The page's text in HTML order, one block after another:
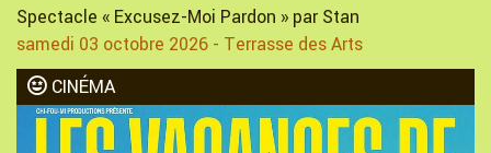
Spectacle « Excusez-Moi Pardon » par Stan
samedi 03 octobre 2026 - Terrasse des Arts
CINÉMA